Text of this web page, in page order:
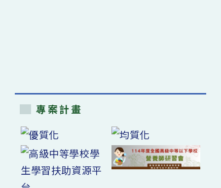
專案計畫